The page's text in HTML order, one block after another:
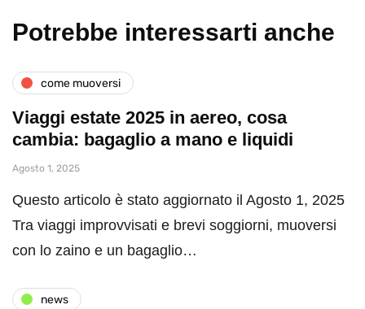
Potrebbe interessarti anche
come muoversi
Viaggi estate 2025 in aereo, cosa
cambia: bagaglio a mano e liquidi
Agosto 1, 2025
Questo articolo è stato aggiornato il Agosto 1, 2025
Tra viaggi improvvisati e brevi soggiorni, muoversi
con lo zaino e un bagaglio…
news